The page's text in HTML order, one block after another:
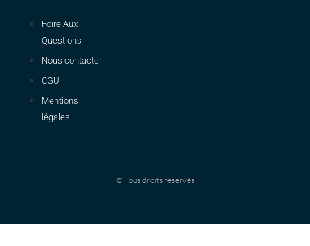
Foire Aux
Questions
Nous contacter
CGU
Mentions
légales
© Tous droits réservés